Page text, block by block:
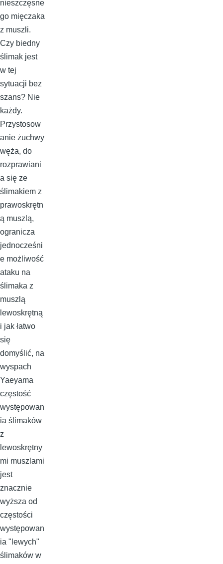
nieszczęsne
go mięczaka
z muszli.
Czy biedny
ślimak jest
w tej
sytuacji bez
szans? Nie
każdy.
Przystosow
anie żuchwy
węża, do
rozprawiani
a się ze
ślimakiem z
prawoskrętn
ą muszlą,
ogranicza
jednocześni
e możliwość
ataku na
ślimaka z
muszlą
lewoskrętną
i jak łatwo
się
domyślić, na
wyspach
Yaeyama
częstość
występowan
ia ślimaków
z
lewoskrętny
mi muszlami
jest
znacznie
wyższa od
częstości
występowan
ia "lewych"
ślimaków w